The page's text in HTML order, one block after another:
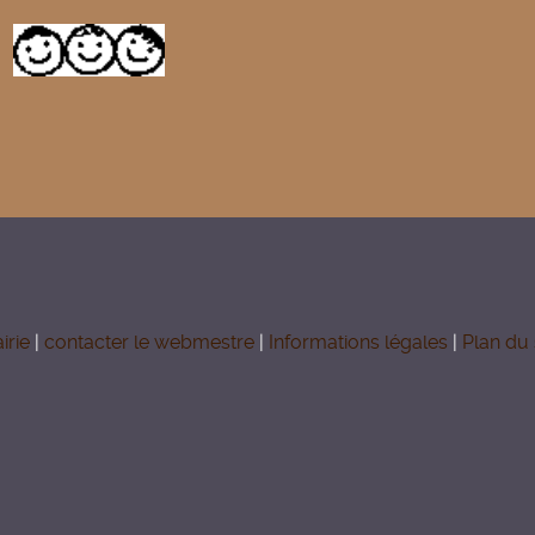
| contacter le webmestre | Informations légales | Plan du